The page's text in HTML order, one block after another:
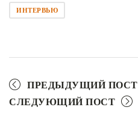
ИНТЕРВЬЮ
ПРЕДЫДУЩИЙ ПОСТ
СЛЕДУЮЩИЙ ПОСТ